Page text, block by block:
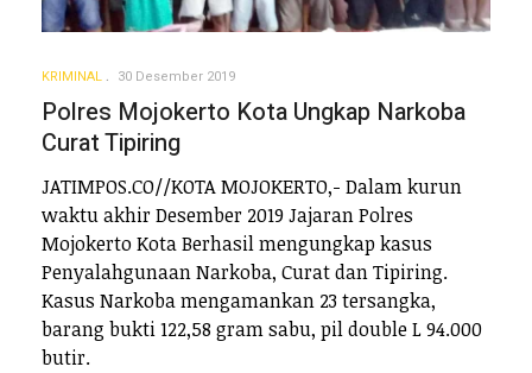
KRIMINAL 30 Desember 2019
Polres Mojokerto Kota Ungkap Narkoba
Curat Tipiring
JATIMPOS.CO//KOTA MOJOKERTO,- Dalam kurun
waktu akhir Desember 2019 Jajaran Polres
Mojokerto Kota Berhasil mengungkap kasus
Penyalahgunaan Narkoba, Curat dan Tipiring.
Kasus Narkoba mengamankan 23 tersangka,
barang bukti 122,58 gram sabu, pil double L 94.000
butir.